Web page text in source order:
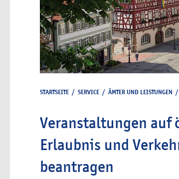
STARTSEITE / SERVICE / ÄMTER UND LEISTUNGEN /
Veranstaltungen
Erlaubnis und
beantragen